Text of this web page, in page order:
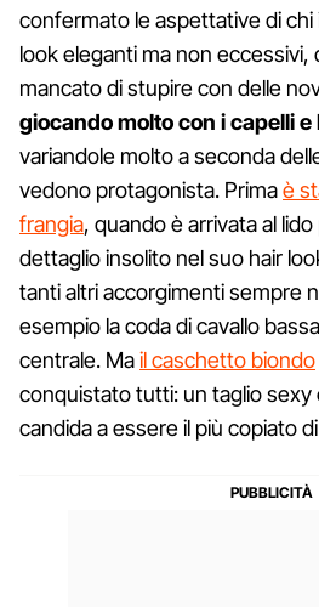
confermato le aspettative di chi
look eleganti ma non eccessivi,
mancato di stupire con delle
giocando molto con i capelli
variandole molto a seconda
vedono protagonista. Primaè
frangia, quando è arrivata al
dettaglio insolito nel suo hair
tanti altri accorgimenti sempre
esempio la coda di cavallo
centrale. Mail caschetto biondo
conquistato tutti: un taglio sexy
candida a essere il più copiato